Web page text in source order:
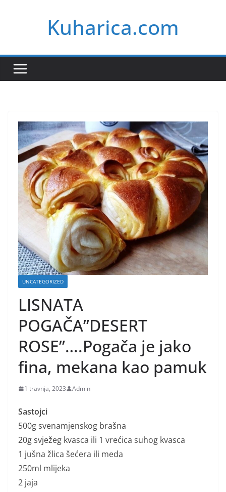
Kuharica.com
UNCATEGORIZED
LISNATA
POGAČA”DESERT
ROSE”….Pogača je jako
fina, mekana kao pamuk
1 travnja, 2023 Admin
Sastojci
500g svenamjenskog brašna
20g svježeg kvasca ili 1 vrećica suhog kvasca
1 jušna žlica šećera ili meda
250ml mlijeka
2 jaja